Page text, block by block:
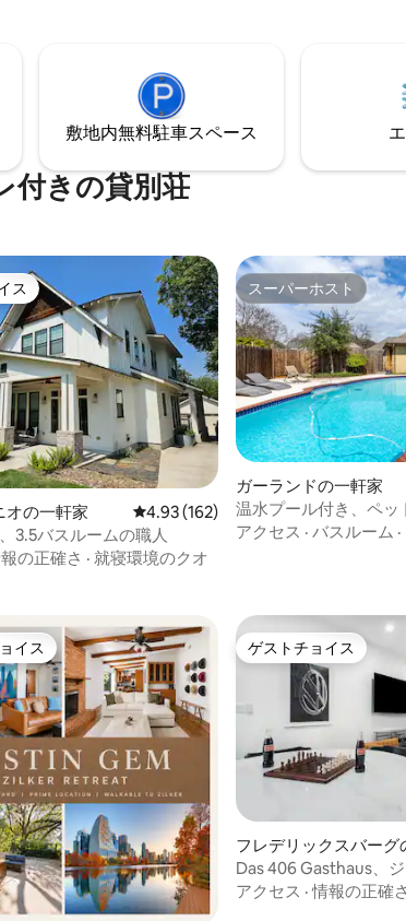
エンターテイメント/リラ
。＊プールのヒートポン
結、風、寒さの影響を受
ります。 ここはリラ
敷地内無料駐⁠車ス⁠ペ⁠ー⁠ス
付きの貸別荘
つ星の平均評価
ス
ス
オの一軒家 レビュー162件、5つ星中4.93つ星の
4.93 (162)
3.5バスルームの職人
の正確さ · 就寝環境のクオ
スーパーホスト
スーパーホスト
ガーランドの一軒家
温水プール付き、ペッ
の隠れ家
アクセス · バスルーム ·
つ星の平均評価
トチョイスです。
イス ゲストチョイス
ゲストチョイス
フレデリックスバーグ
家
Das 406 Gasthaus、
ルーム、メインストリ
アクセス ·情報の正確さ